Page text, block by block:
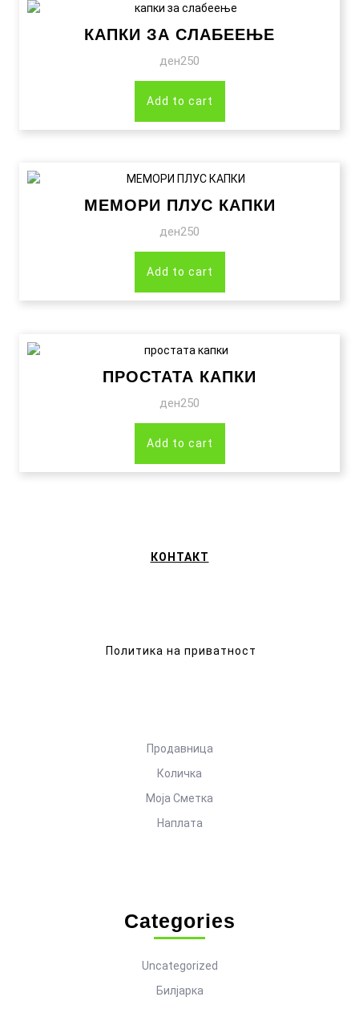
КАПКИ ЗА СЛАБЕЕЊЕ
ден250
Add to cart
МЕМОРИ ПЛУС КАПКИ
ден250
Add to cart
ПРОСТАТА КАПКИ
ден250
Add to cart
КОНТАКТ
Политика на приватност
Продавница
Количка
Моја Сметка
Наплата
Categories
Uncategorized
Билјарка